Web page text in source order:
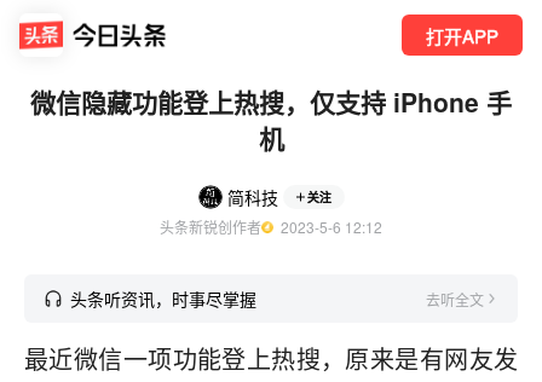
打开APP
微信隐藏功能登上热搜，仅支持 iPhone 手
机
简科技 关注
头条新锐创作者
  2023-5-6 12:12
头条听资讯，时事尽掌握 去听全文
最近微信一项功能登上热搜，原来是有网友发